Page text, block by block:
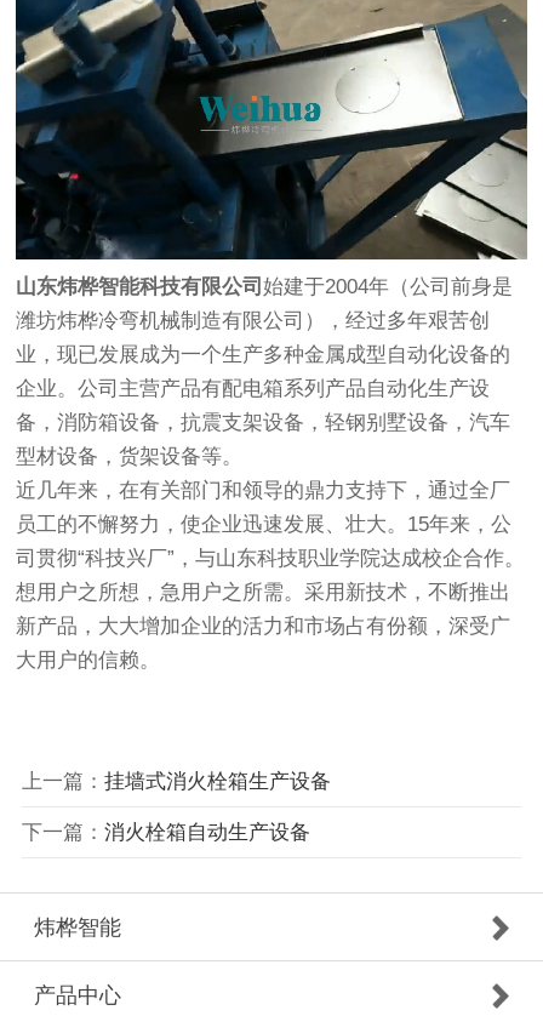
山东炜桦智能科技有限公司始建于2004年（公司前身是
潍坊炜桦冷弯机械制造有限公司），经过多年艰苦创
业，现已发展成为一个生产多种金属成型自动化设备的
企业。公司主营产品有配电箱系列产品自动化生产设
备，消防箱设备，抗震支架设备，轻钢别墅设备，汽车
型材设备，货架设备等。
近几年来，在有关部门和领导的鼎力支持下，通过全厂
员工的不懈努力，使企业迅速发展、壮大。15年来，公
司贯彻“科技兴厂”，与山东科技职业学院达成校企合作。
想用户之所想，急用户之所需。采用新技术，不断推出
新产品，大大增加企业的活力和市场占有份额，深受广
大用户的信赖。
上一篇： 挂墙式消火栓箱生产设备
下一篇： ​消火栓箱自动生产设备
炜桦智能
产品中心